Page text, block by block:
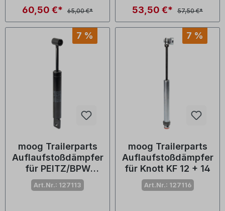
60,50 €* 65,00 €* 53,50 €* 57,50 €*
7 %
moog Trailerparts
Auflaufstoßdämpfer
für PEITZ/BPW
PAV/SR 2,0
Art.Nr.: 127113
7 %
moog Trailerparts
Auflaufstoßdämpfer
für Knott KF 12 + 14
Art.Nr.: 127116